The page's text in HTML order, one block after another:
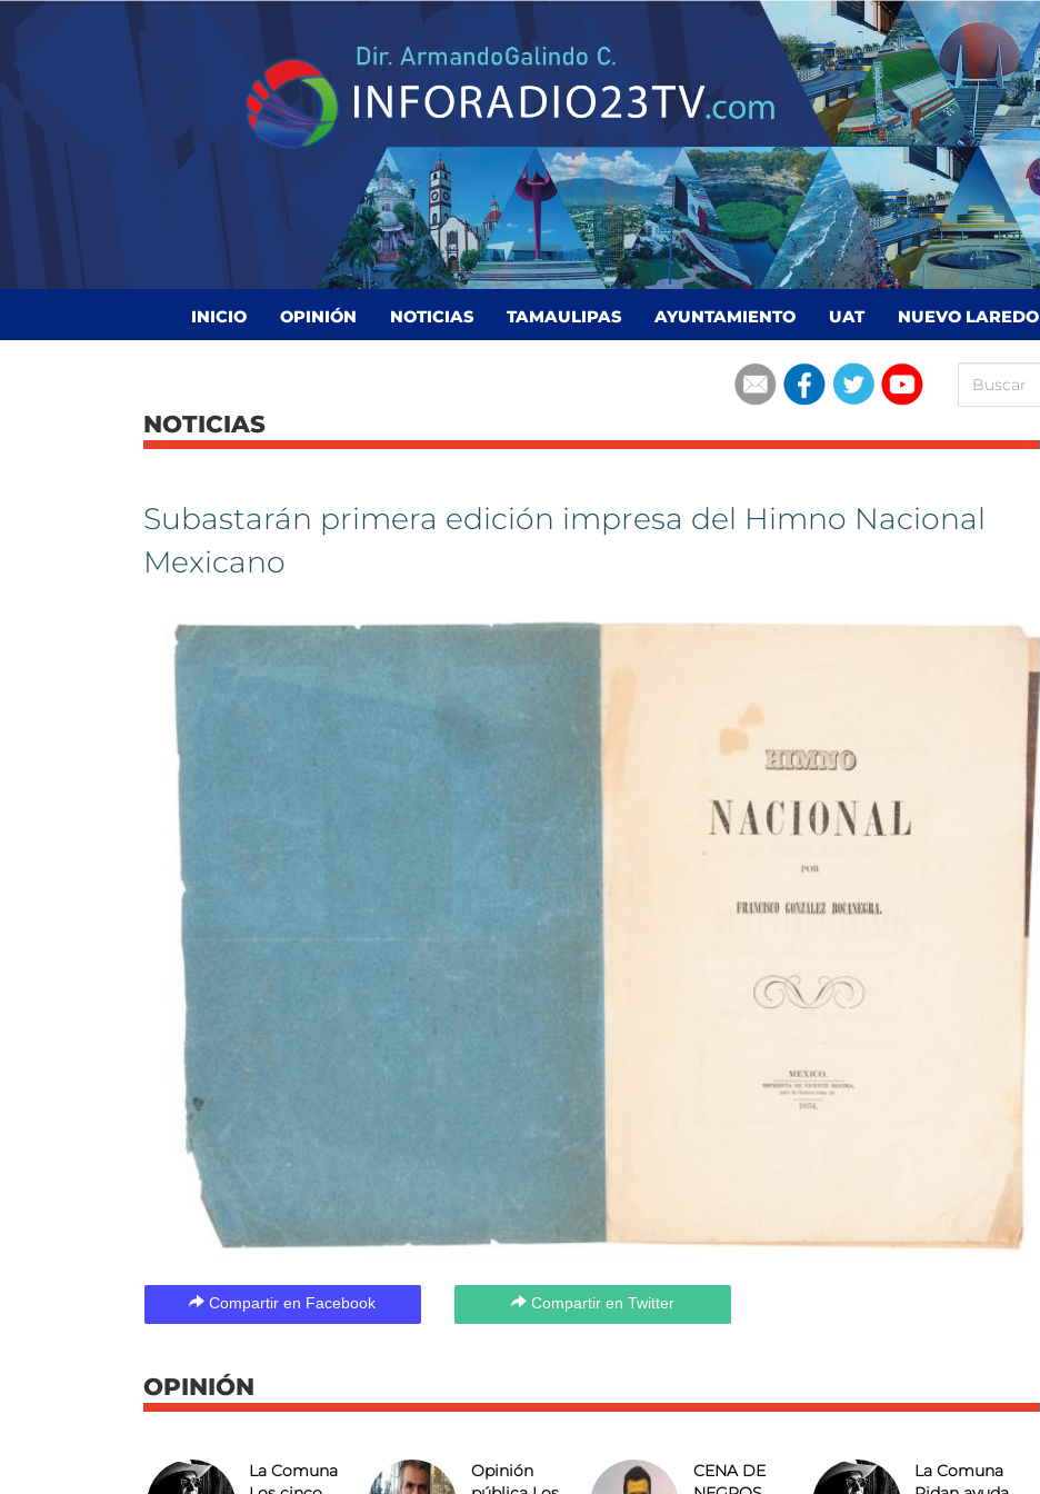
INICIO OPINIÓN NOTICIAS TAMAULIPAS AYUNTAMIENTO UAT NUEVO LAREDO
NOTICIAS
Subastarán primera edición impresa del Himno Nacional
Mexicano
Compartir en Facebook Compartir en Twitter
OPINIÓN
La Comuna
Opinión
CENA DE
La Comuna